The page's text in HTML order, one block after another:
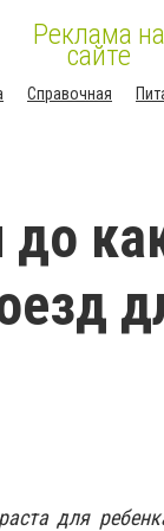
Реклама на
сайте
Справочная
для